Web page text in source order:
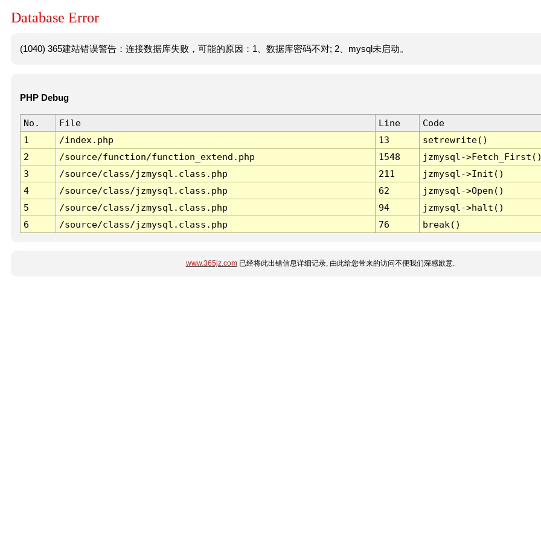
Database Error
(1040) 365建站错误警告：连接数据库失败，可能的原因：1、数据库密码不对; 2、mysql未启动。
PHP Debug
No. File Line
Code
1
/index.php 13
setrewrite()
2
/source/function/function_extend.php 1548
jzmysql-
3
/source/class/jzmysql.class.php 211
jzmysql->Init()
4
/source/class/jzmysql.class.php 62
jzmysql->Open()
5
/source/class/jzmysql.class.php 94
jzmysql->halt()
6
/source/class/jzmysql.class.php 76 break()
www.365jz.com已经将此出错信息详细记录, 由此给您带来的访问不便我们深感歉意.